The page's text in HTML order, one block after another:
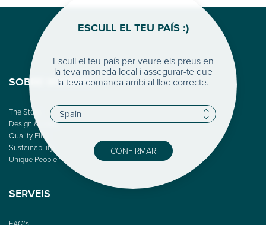
SOBRE WOODYS
The Story
Design & Color
Quality First
Sustainability
Unique People
SERVEIS
ESCULL EL TEU PAÍS :)
Escull el teu país per veure els preus en
la teva moneda local i assegurar-te que
la teva comanda arribi al lloc correcte.
CONFIRMAR